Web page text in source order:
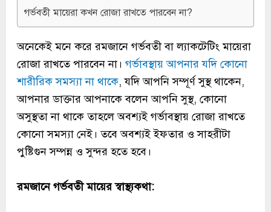
গর্ভবতী মায়েরা কখন রোজা রাখতে পারবেন না?
অনেকেই মনে করেরমজানে গর্ভবতীবা ল্যাকটেটিং মায়েরা
রোজা রাখতে পারবেন না। গর্ভাবস্থায় আপনার যদি কোনো
শারীরিক সমস্যা না থাকে, যদি আপনি সম্পূর্ণ সুস্থ থাকেন,
আপনার ডাক্তার আপনাকে বলেন আপনি সুস্থ, কোনো
অসুস্থতা না থাকে তাহলে অবশ্যই গর্ভাবস্থায় রোজা রাখতে
কোনো সমস্যা নেই। তবে অবশ্যই ইফতার ও সাহরীটা
পুষ্টিগুন সম্পন্ন ও সুন্দর হতে হবে।
রমজানে গর্ভবতী মায়ের স্বাস্থ্যকথা: